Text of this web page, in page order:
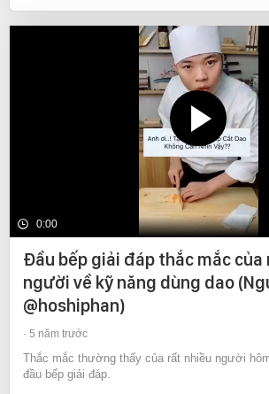
0:00
Đầu bếp giải đáp thắc mắc của
người về kỹ năng dùng dao
@hoshiphan)
5 năm trước
Thắc mắc thường thấy của rất nhiều người
đầu bếp giải đáp.